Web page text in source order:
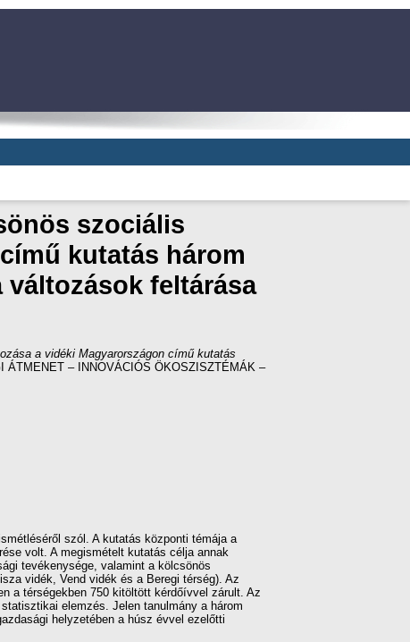
szociális
kutatás három
változások feltárása
a vidéki Magyarországon című kutatás
ÁTMENET – INNOVÁCIÓS ÖKOSZISZTÉMÁK –
szól. A kutatás központi témája a
volt. A megismételt kutatás célja annak
tevékenysége, valamint a kölcsönös
vidék, Vend vidék és a Beregi térség). Az
a térségekben 750 kitöltött kérdőívvel zárult. Az
elemzés. Jelen tanulmány a három
helyzetében a húsz évvel ezelőtti